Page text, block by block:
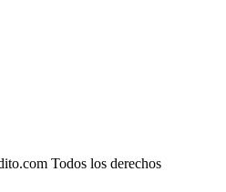
Todos los derechos